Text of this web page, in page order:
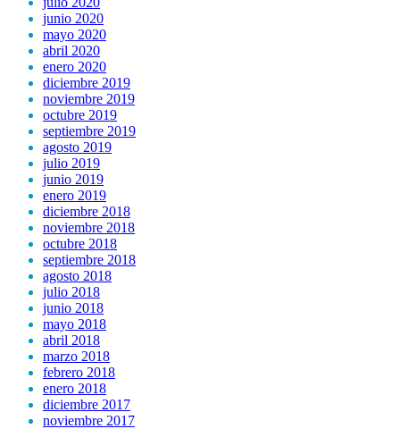
junio 2020
mayo 2020
abril 2020
enero 2020
diciembre 2019
noviembre 2019
octubre 2019
septiembre 2019
agosto 2019
julio 2019
junio 2019
enero 2019
diciembre 2018
noviembre 2018
octubre 2018
septiembre 2018
agosto 2018
julio 2018
junio 2018
mayo 2018
abril 2018
marzo 2018
febrero 2018
enero 2018
diciembre 2017
noviembre 2017